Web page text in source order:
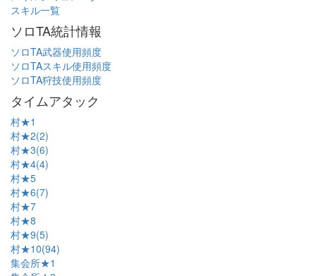
スキル一覧
ソロTA統計情報
ソロTA武器使用頻度
ソロTAスキル使用頻度
ソロTA狩技使用頻度
タイムアタック
村★1
村★2(2)
村★3(6)
村★4(4)
村★5
村★6(7)
村★7
村★8
村★9(5)
村★10(94)
集会所★1